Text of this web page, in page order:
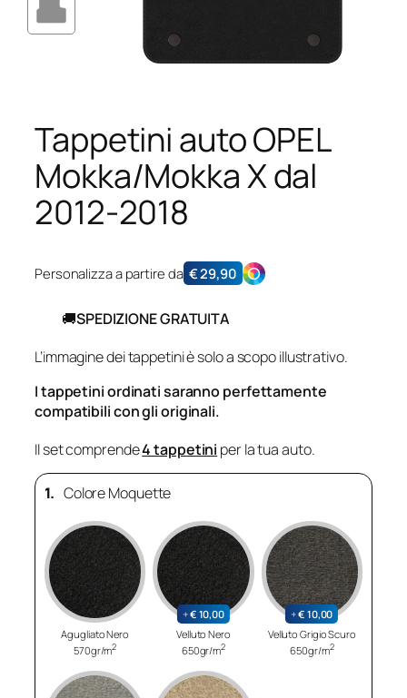
Tappetini auto OPEL
Mokka/Mokka X dal
2012-2018
Personalizza a partire da €29,90
🚚SPEDIZIONE GRATUITA
L’immagine dei tappetini è solo a scopo illustrativo.
I tappetini ordinati saranno perfettamente
compatibili con gli originali.
Il set comprende4 tappetini per la tua auto.
1. Colore Moquette
Agugliato Nero
570gr/m2
+€ 10,00
Velluto Nero
650gr/m2
+€ 10,00
Velluto Grigio Scuro
650gr/m2